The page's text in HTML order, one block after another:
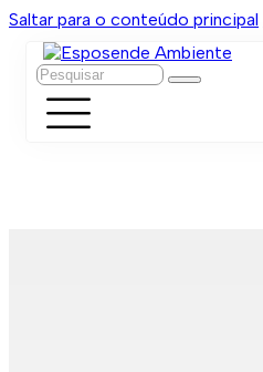
Saltar para o conteúdo principal
Pesquisar